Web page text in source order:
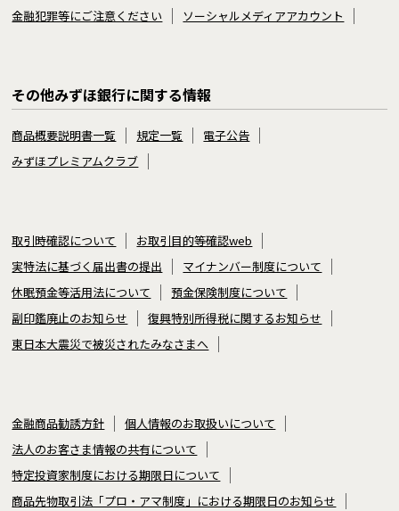
金融犯罪等にご注意ください
ソーシャルメディアアカウント
その他みずほ銀行に関する情報
商品概要説明書一覧 規定一覧
電子公告
みずほプレミアムクラブ
取引時確認について
お取引目的等確認web
実特法に基づく届出書の提出
マイナンバー制度について
休眠預金等活用法について
預金保険制度について
副印鑑廃止のお知らせ
復興特別所得税に関するお知らせ
東日本大震災で被災されたみなさまへ
金融商品勧誘方針
個人情報のお取扱いについて
法人のお客さま情報の共有について
特定投資家制度における期限日について
商品先物取引法「プロ・アマ制度」における期限日のお知らせ